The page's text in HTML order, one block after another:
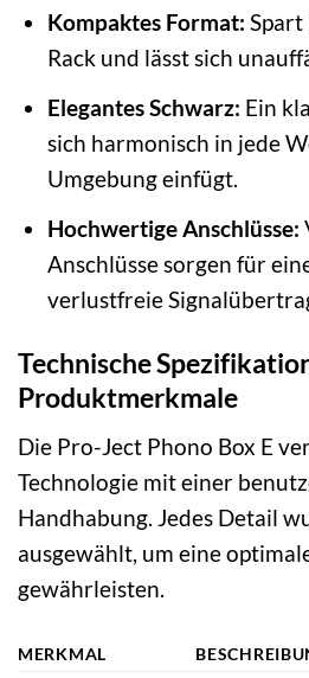
Kompaktes Format: Spart
Rack und lässt sich
Elegantes Schwarz: Ein
sich harmonisch in jede
Umgebung einfügt.
Hochwertige Anschlüsse:
Anschlüsse sorgen für
verlustfreie
Technische
Produktmerkmale
Die Pro-Ject Phono Box E
Technologie mit einer
Handhabung. Jedes Detail
ausgewählt, um eine
gewährleisten.
MERKMAL